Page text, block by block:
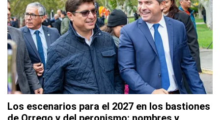
Los escenarios para el 2027 en los bastiones